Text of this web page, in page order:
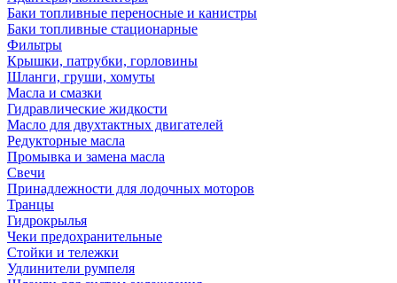
Баки топливные переносные и канистры
Баки топливные стационарные
Фильтры
Крышки, патрубки, горловины
Шланги, груши, хомуты
Масла и смазки
Гидравлические жидкости
Масло для двухтактных двигателей
Редукторные масла
Промывка и замена масла
Свечи
Принадлежности для лодочных моторов
Транцы
Гидрокрылья
Чеки предохранительные
Стойки и тележки
Удлинители румпеля